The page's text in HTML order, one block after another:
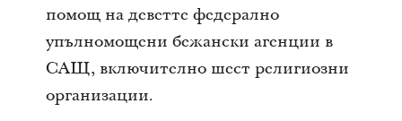
помощ на деветте федерално
упълномощени бежански агенции в
САЩ, включително шест религиозни
организации.